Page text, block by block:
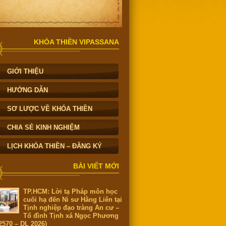
KHÓA THIỀN VIPASSANA
GIỚI THIỆU
HƯỚNG DẪN
SƠ LƯỢC VỀ KHÓA THIỀN
CHIA SẺ KINH NGHIỆM
LỊCH KHÓA THIỀN – ĐĂNG KÝ
BÀI VIẾT MỚI
TP.HCM: Lời tạ Pháp môn học
cuối hạ đến Ni sư Hằng Liên tại
Tịnh nghiệp đạo tràng An cư –
Tổ đình Tịnh xá Ngọc Phương
– DL 2026)